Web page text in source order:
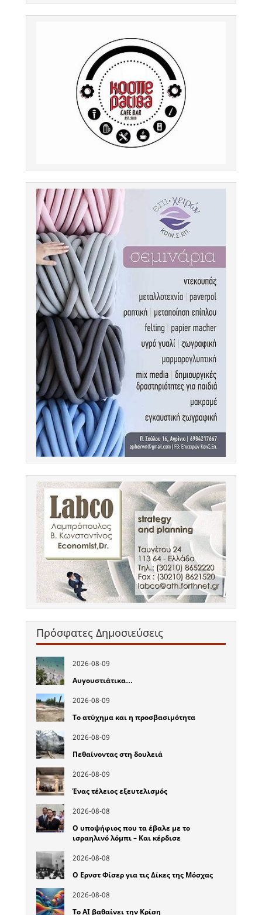
Πρόσφατες Δημοσιεύσεις
2026-08-09
Αυγουστιάτικα…
2026-08-09
Το ατύχημα και η προσβασιμότητα
2026-08-09
Πεθαίνοντας στη δουλειά
2026-08-09
Ένας τέλειος εξευτελισμός
2026-08-08
Ο υποψήφιος που τα έβαλε με το
ισραηλινό λόμπι – Και κέρδισε
2026-08-08
Ο Ερνστ Φίσερ για τις Δίκες της Μόσχας
2026-08-08
Το ΑΙ βαθαίνει την Κρίση